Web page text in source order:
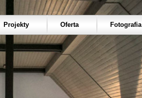
Projekty Oferta Fotografia